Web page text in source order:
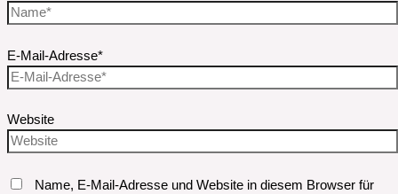
E-Mail-Adresse*
Website
Name, E-Mail-Adresse und Website in diesem Browser für